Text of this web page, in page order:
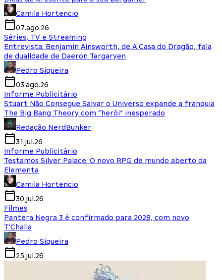
Camila Hortencio
07.ago.26
Séries, TV e Streaming
Entrevista: Benjamin Ainsworth, de A Casa do Dragão, fala
de dualidade de Daeron Targaryen
Pedro Siqueira
03.ago.26
Informe Publicitário
Stuart Não Consegue Salvar o Universo expande a franquia
The Big Bang Theory com “herói” inesperado
Redação NerdBunker
31.jul.26
Informe Publicitário
Testamos Silver Palace: O novo RPG de mundo aberto da
Elementa
Camila Hortencio
30.jul.26
Filmes
Pantera Negra 3 é confirmado para 2028, com novo
T'Challa
Pedro Siqueira
25.jul.26